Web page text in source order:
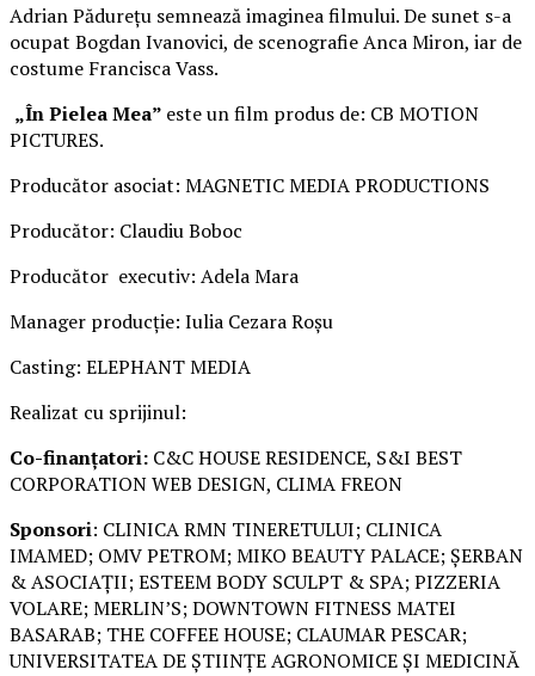
Adrian Pădurețu semnează imaginea filmului. De sunet s-a
ocupat Bogdan Ivanovici, de scenografie Anca Miron, iar de
costume Francisca Vass.
„În Pielea Mea” este un film produs de: CB MOTION
PICTURES.
Producător asociat: MAGNETIC MEDIA PRODUCTIONS
Producător: Claudiu Boboc
Producător executiv: Adela Mara
Manager producție: Iulia Cezara Roșu
Casting: ELEPHANT MEDIA
Realizat cu sprijinul:
Co-finanțatori: C&C HOUSE RESIDENCE, S&I BEST
CORPORATION WEB DESIGN, CLIMA FREON
Sponsori: CLINICA RMN TINERETULUI; CLINICA
IMAMED; OMV PETROM; MIKO BEAUTY PALACE; ȘERBAN
& ASOCIAȚII; ESTEEM BODY SCULPT & SPA; PIZZERIA
VOLARE; MERLIN’S; DOWNTOWN FITNESS MATEI
BASARAB; THE COFFEE HOUSE; CLAUMAR PESCAR;
UNIVERSITATEA DE ȘTIINȚE AGRONOMICE ȘI MEDICINĂ